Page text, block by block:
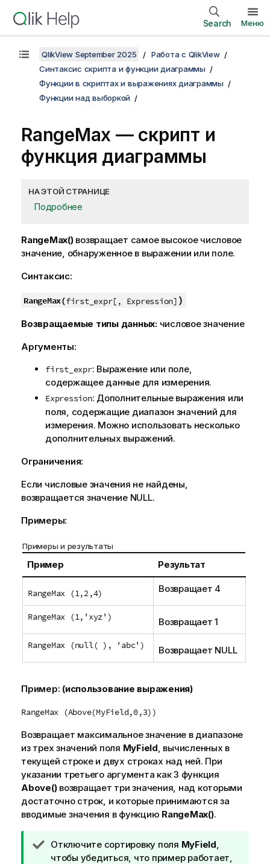
Search Меню
QlikView September 2025
Работа с QlikView
Синтаксис скрипта и функции диаграммы
Функции в скриптах и выражениях диаграммы
Функции над выборкой
RangeMax — скрипт и
функция диаграммы
НА ЭТОЙ СТРАНИЦЕ
Подробнее
RangeMax()возвращает самое высокое числовое
значение, обнаруженное в выражении или поле.
Синтаксис:
RangeMax(first_expr[, Expression] )
Возвращаемые типы данных: числовое значение
Аргументы:
first_expr: Выражение или поле,
содержащее данные для измерения.
Expression: Дополнительные выражения или
поля, содержащие диапазон значений для
измерения. Можно использовать несколько
дополнительных выражений.
Ограничения:
Если числовые значения не найдены,
возвращается значение NULL.
Примеры:
Примеры и результаты
Пример Результат
RangeMax (1,2,4) Возвращает 4
RangeMax (1,'xyz') Возвращает 1
RangeMax (null( ), 'abc') Возвращает NULL
Пример: (использование выражения)
RangeMax (Above(MyField,0,3))
Возвращает максимальное значение в диапазоне
из трех значений поля MyField, вычисленных в
текущей строке и двух строках над ней. При
указании третьего аргумента как3 функция
Above()возвращает три значения, над которыми
достаточно строк, и которые принимаются за
вводимые значения в функцию RangeMax().
П
р
Отключите сортировку поля MyField,
чтобы убедиться, что пример работает,